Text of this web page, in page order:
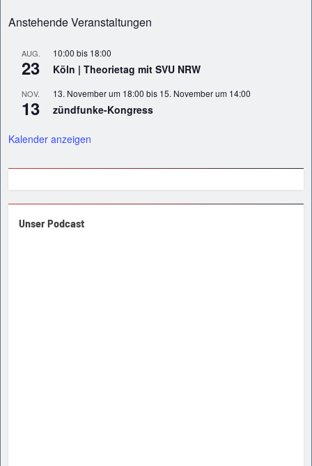
Anstehende Veranstaltungen
AUG.
23
10:00 bis 18:00
Köln | Theorietag mit SVU NRW
NOV.
13
13. November um 18:00 bis 15. November um 14:00
zündfunke-Kongress
Kalender anzeigen
Unser Podcast